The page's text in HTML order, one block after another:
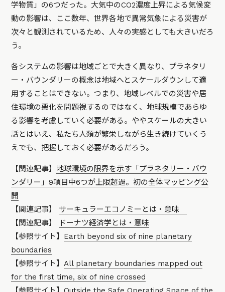
学物質」の6つだった。大気中のCO2濃度上昇による気候変
動の影響は、ここ数年、世界各地で異常気象による災害が
次々と観測されているため、人々の実感としても大きいだろ
う。
各システムの影響は地域ごとで大きく異なり、プラネタリ
ー・バウンダリーの概念は地域へとスケールダウンして適
用することはできない。つまり、地域レベルでの災害や居
住環境の悪化を問題視するのではなく、地球規模であらゆ
る影響を考慮していく必要がある。ややスケールの大きい
話とはいえ、私たち人類が繁栄しながら生き続けていくう
えでも、把握しておく必要があるだろう。
【関連記事】 地球環境の限界を示す「プラネタリー・バウ
ンダリー」9項目中6つが上限超過。初の全体マッピング公
開
【関連記事】 サーキュラーエコノミーとは・意味
【関連記事】
ドーナツ経済学とは・意味
【参照サイト】 Earth beyond six of nine planetary
boundaries
【参照サイト】All planetary boundaries mapped out
for the first time, six of nine crossed